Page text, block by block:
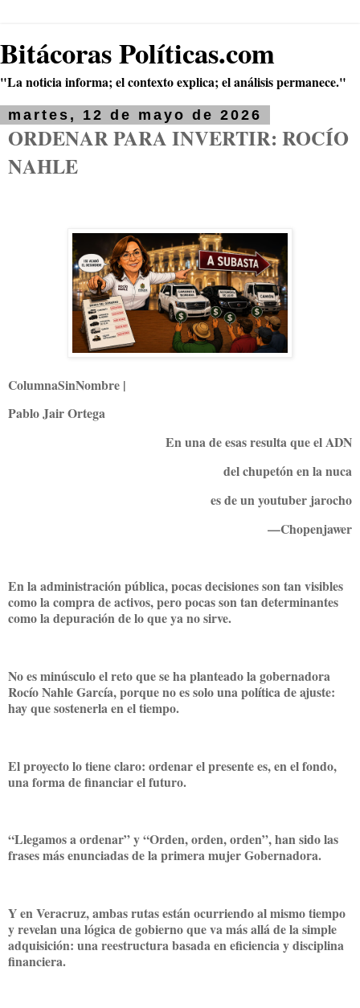
Bitácoras Políticas.com
"La noticia informa; el contexto explica; el análisis permanece."
martes, 12 de mayo de 2026
ORDENAR PARA INVERTIR: ROCÍO
NAHLE
ColumnaSinNombre |
Pablo Jair Ortega
En una de esas resulta que el ADN
del chupetón en la nuca
es de un youtuber jarocho
—Chopenjawer
En la administración pública, pocas decisiones son tan visibles
como la compra de activos, pero pocas son tan determinantes
como la depuración de lo que ya no sirve.
No es minúsculo el reto que se ha planteado la gobernadora
Rocío Nahle García, porque no es solo una política de ajuste:
hay que sostenerla en el tiempo.
El proyecto lo tiene claro: ordenar el presente es, en el fondo,
una forma de financiar el futuro.
“Llegamos a ordenar” y “Orden, orden, orden”, han sido las
frases más enunciadas de la primera mujer Gobernadora.
Y en Veracruz, ambas rutas están ocurriendo al mismo tiempo
y revelan una lógica de gobierno que va más allá de la simple
adquisición: una reestructura basada en eficiencia y disciplina
financiera.